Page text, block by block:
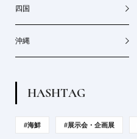
四国
沖縄
HASHTAG
#海鮮 #展示会・企画展